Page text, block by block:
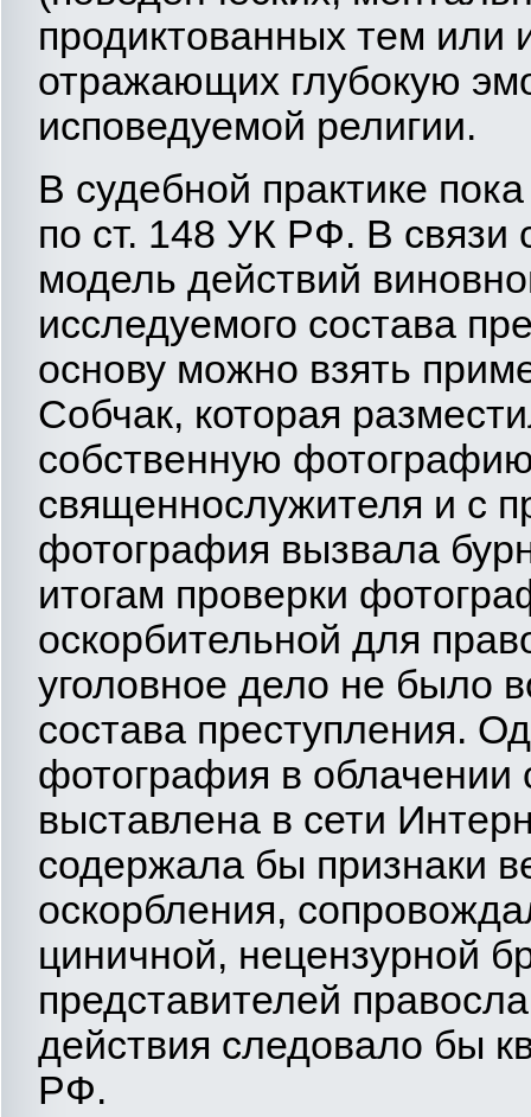
продиктованных тем
отражающих глубокую
исповедуемой религии.
В судебной практике
по ст. 148 УК РФ. В связи
модель действий
исследуемого состава
основу можно взять
Собчак, которая
собственную
священнослужителя и с
фотография вызвала
итогам проверки
оскорбительной для
уголовное дело не было
состава преступления.
фотография в
выставлена в сети
содержала бы признаки
оскорбления,
циничной, нецензурной
представителей
действия следовало бы
РФ.